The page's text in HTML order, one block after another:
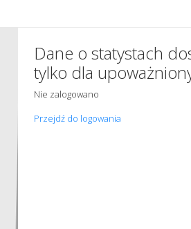
Dane o statystach
tylko dla
Nie zalogowano
Przejdź do logowania